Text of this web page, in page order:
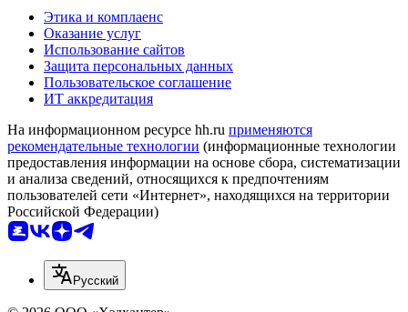
Этика и комплаенс
Оказание услуг
Использование сайтов
Защита персональных данных
Пользовательское соглашение
ИТ аккредитация
На информационном ресурсе hh.ru применяются
рекомендательные технологии (информационные технологии
предоставления информации на основе сбора, систематизации
и анализа сведений, относящихся к предпочтениям
пользователей сети «Интернет», находящихся на территории
Российской Федерации)
Русский